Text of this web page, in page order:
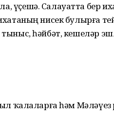
үҫешә. Салауатта бер
нисек булырға
һәйбәт, кешеләр
ҡалаларға һәм